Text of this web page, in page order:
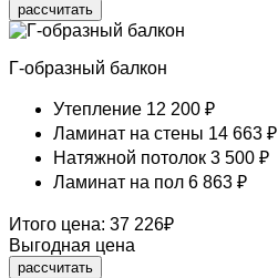
рассчитать
Г-образный балкон
Утепление 12 200 ₽
Ламинат на стены 14 663 ₽
Натяжной потолок 3 500 ₽
Ламинат на пол 6 863 ₽
Итого цена: 37 226₽
Выгодная цена
рассчитать